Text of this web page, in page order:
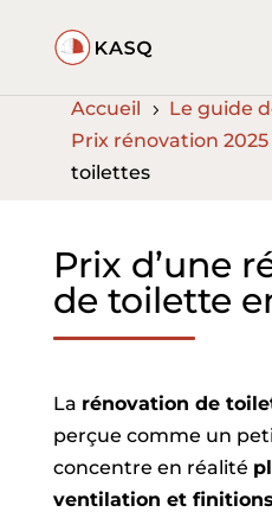
Accueil 5 Le guide
Prix rénovation 2025
toilettes
Prix d’une
de toilette
La rénovation de
perçue comme un
concentre en réalité
ventilation et finitions